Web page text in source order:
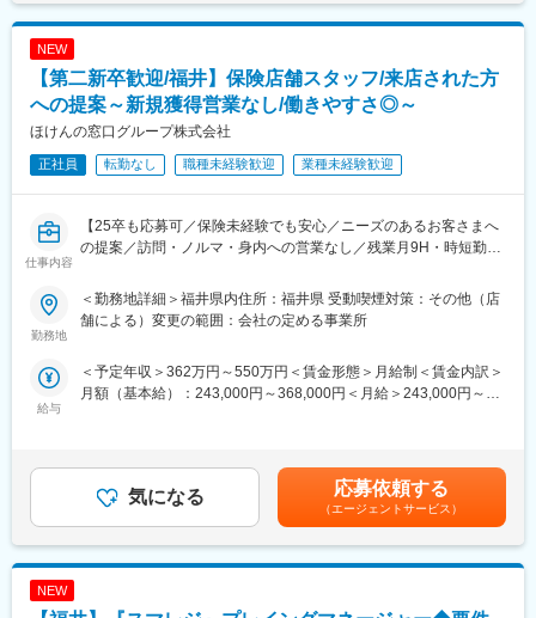
して走り続けてきました。当社は、創業当時から販売からメンテ
すでに国内で約300店舗を展開、売上高も年々更新し続けてお
り、全国のお客様へ誰もが自由に愛車を選び、安心して楽しめる
環境を整備していくべく、今後も安定した更なる事業成長・店舗
拡大を目指し、安定した経営を継続していきます。
とができる就業環境です。
◎世界需要が高まるエコカー向け製品等の安定供給を支え、経理
として市場価値の高い専門性を磨くことができるポジションで
す。
ャリアを広げたい方
・主体的に業務改善や課題解決に取り組める方
変更の範囲：会社の定める業務
NEW
【第二新卒歓迎/福井】保険店舗スタッフ/来店された方
への提案～新規獲得営業なし/働きやすさ◎～
ほけんの窓口グループ株式会社
正社員 転勤なし 職種未経験歓迎 業種未経験歓迎
仕事内容
【25卒も応募可／保険未経験でも安心／ニーズのあるお客さまへ
の提案／訪問・ノルマ・身内への営業なし／残業月9H・時短勤務
■業務内容：
ご予約・ご来店されたお客さまへ、40社300種類以上の商品の中
す
＜魅力＞
保険のご加入・見直しをご検討されているお客さまのみのため、
本質的な提案スキルを磨けます
◎会社からの販売指示・個人ノルマなし
ノルマ達成のために強引な提案をすることは企業方針と異なるた
◎多様な働き方が可能
勤務地
＜勤務地詳細＞福井県内住所：福井県 受動喫煙対策：その他（店
舗による）変更の範囲：会社の定める事業所
給与
＜予定年収＞362万円～550万円＜賃金形態＞月給制＜賃金内訳＞
月額（基本給）：243,000円～368,000円＜月給＞243,000円～
750万円（経験4年／店長職／月給48万円＋賞与）★年収500万円
（経験3年／店舗営業職／月給33万円＋賞与）賃金はあくまでも
目安の金額であり、選考を通じて上下する可能性があります。月
給(月額)は固定手当を含めた表記です。
気になる 応募依頼する
（エージェントサービス）
NEW